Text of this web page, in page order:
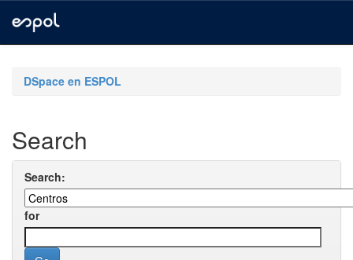
navigationDSpace en ESPOL
Search
Search:
for